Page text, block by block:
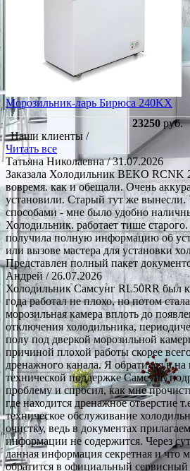
Морозильник-ларь Бирюса 240KX
23250 руб.
Наши клиенты /
Читать все
Татьяна Николаевна/ 31.07.2026
Заказала Холодильник BEKO RCNK
вовремя. как и обещали. Очень
установили. Старый тут же
способами - мне было удобно
Холодильник. работает тише
получила полную информацию об
или вызове мастера для установки
Представлен полный пакет
Андрей/ 26.07.2026
Холодильник Самсунг RL50RR был
года работал не плохо, но потом
морозильная камера вплоть до
отключения холодильника,
полу под дверкой морозильной
причиной плохой работы скорее
дренажного канала. Я обратился в
технической поддержке Самсунг,
проблему и спросил, как мне
где находится дренажное отверстие
техническое обслуживание
очистку, ведь в документах
информации не содержится. Через
данная информация секретная и что
обратится в официальный